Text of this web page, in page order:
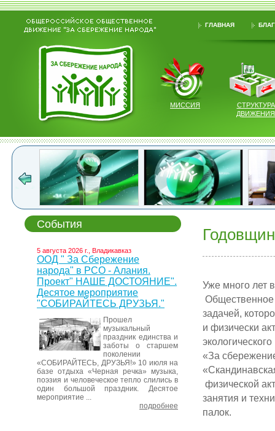
ГЛАВНАЯ
МИССИЯ
СТРУКТУРА
ДВИЖЕНИЯ
События
5 августа 2026 г., Владикавказ
ООД " За Сбережение
народа" в РСО - Алания.
Проект" НАШЕ ДОСТОЯНИЕ".
Десятое мероприятие
"СОБИРАЙТЕСЬ ДРУЗЬЯ."
Прошел
музыкальный
праздник единства и
заботы о старшем
поколении
«СОБИРАЙТЕСЬ, ДРУЗЬЯ!» 10 июля на
базе отдыха «Черная речка» музыка,
поэзия и человеческое тепло слились в
один большой праздник. Десятое
мероприятие ...
подробнее
Уже много лет
задачей,
и физически
«За
физической
занятия и
палок.